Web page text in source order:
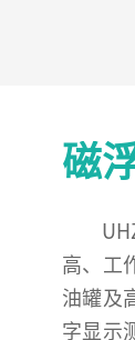
磁
高、工
油罐及
字显示